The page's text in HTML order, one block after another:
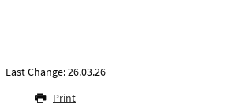
Last Change: 26.03.26
Print